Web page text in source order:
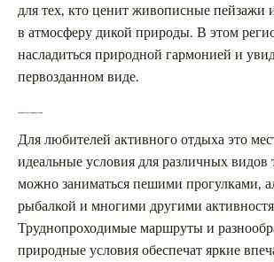
для тех, кто ценит живописные пейзажи
в атмосферу дикой природы. В этом
насладиться природной гармонией и
первозданном виде.
Активный отдых и приключения
Для любителей активного отдыха это
идеальные условия для различных видов
можно заниматься пешими прогулками,
рыбалкой и многими другими
Труднопроходимые маршруты и
природные условия обеспечат яркие